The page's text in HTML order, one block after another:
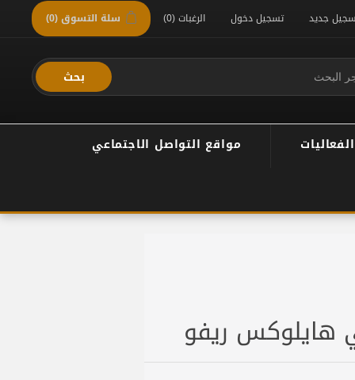
جديد تسجيل دخول الرغبات(0) سلة التسوق(0)
بحث
الفعاليات مواقع التواصل الاجتماعي
هايلوكس ريفو